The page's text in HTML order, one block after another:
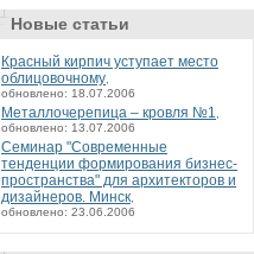
Новые статьи
Красный кирпич уступает место
облицовочному
обновлено: 18.07.2006
Металлочерепица – кровля №1
обновлено: 13.07.2006
Семинар "Современные
тенденции формирования бизнес-
пространства" для архитекторов и
дизайнеров. Минск
обновлено: 23.06.2006